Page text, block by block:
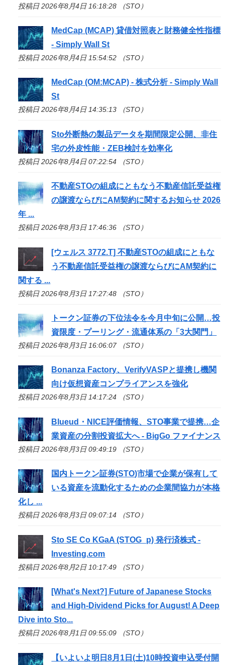
投稿日 2026年8月4日 16:18:28 （STO）
MedCap (MCAP) 貸借対照表と財務健全性指標
- Simply Wall St
投稿日 2026年8月4日 15:54:52 （STO）
MedCap (OM:MCAP) - 株式分析 - Simply Wall
St
投稿日 2026年8月4日 14:35:13 （STO）
Sto外断熱の製品データを期間限定公開、非住
宅の外皮性能・ZEB検討を効率化
投稿日 2026年8月4日 07:22:54 （STO）
不動産STOの組成にともなう不動産信託受益権
の譲渡ならびにAM契約に関するお知らせ 2026
年 ...
投稿日 2026年8月3日 17:46:36 （STO）
[ウェルス 3772.T] 不動産STOの組成にともな
う不動産信託受益権の譲渡ならびにAM契約に
関する ...
投稿日 2026年8月3日 17:27:48 （STO）
トークン証券の下位法令を今月中旬に公開…投
資限度・プーリング・流通体系の「3大関門」
投稿日 2026年8月3日 16:06:07 （STO）
Bonanza Factory、VerifyVASPと提携し機関
向け仮想資産コンプライアンスを強化
投稿日 2026年8月3日 14:17:24 （STO）
Blueud・NICE評価情報、STO事業で提携…企
業資産の分割投資拡大へ - BigGo ファイナンス
投稿日 2026年8月3日 09:49:19 （STO）
国内トークン証券(STO)市場で企業が保有して
いる資産を流動化するための企業間協力が本格
化し ...
投稿日 2026年8月3日 09:07:14 （STO）
Sto SE Co KGaA (STOG_p) 発行済株式 -
Investing.com
投稿日 2026年8月2日 10:17:49 （STO）
[What's Next?] Future of Japanese Stocks
and High-Dividend Picks for August! A Deep
Dive intoSto...
投稿日 2026年8月1日 09:55:09 （STO）
【いよいよ明日8月1日(土)10時投資申込受付開